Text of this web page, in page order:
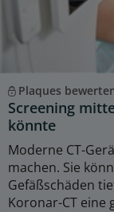
Plaques
Screening
könnte
Moderne CT-
machen. Sie
Gefäßschäden
Koronar-CT eine